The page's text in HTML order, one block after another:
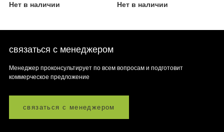
Нет в наличии Нет в наличии
связаться с менеджером
Менеджер проконсультирует по всем вопросам и подготовит
коммерческое предложение
связаться с менеджером